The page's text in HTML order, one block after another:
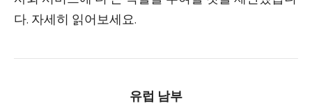
다. 자세히 읽어보세요.
유럽 ​​남부